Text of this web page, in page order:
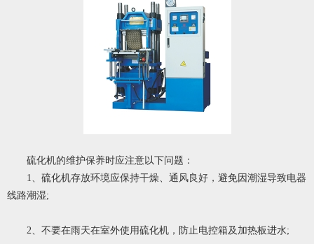
硫化机的维护保养时应注意以下问题：
1、硫化机存放环境应保持干燥、通风良好，避免因潮湿导致电器
线路潮湿;
2、不要在雨天在室外使用硫化机，防止电控箱及加热板进水;